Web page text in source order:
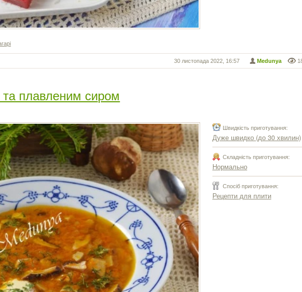
Medunya
30 листопада 2022, 16:57
плавленим сиром
Швидкість приготування:
Дуже швидко (до 30 хвилин)
Складність приготування:
Нормально
Спосіб приготування:
Рецепти для плити